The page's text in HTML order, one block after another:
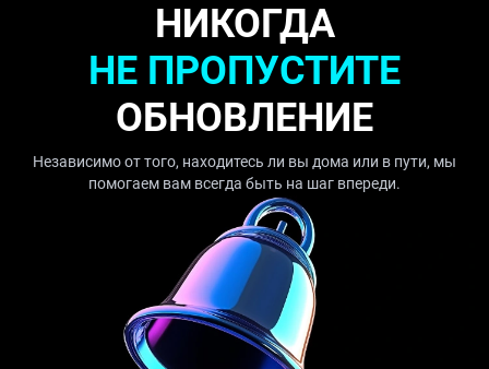
НИКОГДА
НЕ ПРОПУСТИТЕ
ОБНОВЛЕНИЕ
Независимо от того, находитесь ли вы дома или в пути, мы
помогаем вам всегда быть на шаг впереди.